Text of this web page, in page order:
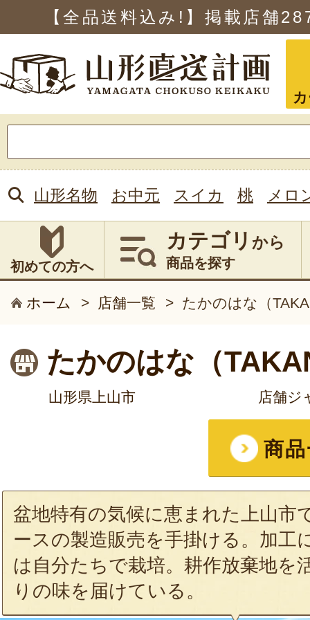
【全品送料込み!】掲載店舗
索:
山形名物 お中元 スイカ 桃 メロ
初めての方へ
カテゴリ から
商品を探す
ホーム > 店舗一覧 > たかのはな（
たかのはな（
山形県上山市 店舗ジ
商
盆地特有の気候に恵まれた上山市
ースの製造販売を手掛ける。加工
は自分たちで栽培。耕作放棄地を
りの味を届けている。